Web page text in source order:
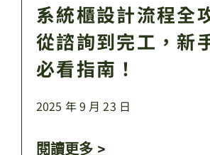
系統櫃設計流程全
從諮詢到完工，新
必看指南！
2025 年 9 月 23 日
閱讀更多 >